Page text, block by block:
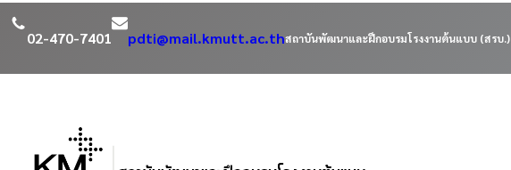
02-470-7401 pdti@mail.kmutt.ac.thสถาบันพัฒนาและฝึกอบรมโรงงานต้นแบบ (สรบ.)